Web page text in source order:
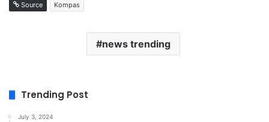
Source Kompas
news trending
Trending Post
July 3, 2024